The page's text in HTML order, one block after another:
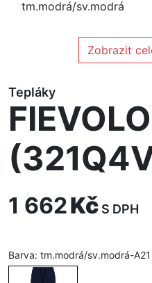
Zobrazit
Tepláky
1 662Kč S DPH
Barva: tm.modrá/sv.modrá-A21